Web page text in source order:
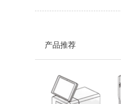
产品推荐